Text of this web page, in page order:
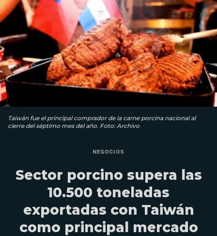
Taiwán fue el principal comprador de la carne porcina nacional al
cierre del séptimo mes del año. Foto: Archivo
NEGOCIOS
Sector porcino supera las
10.500 toneladas
exportadas con Taiwán
como principal mercado